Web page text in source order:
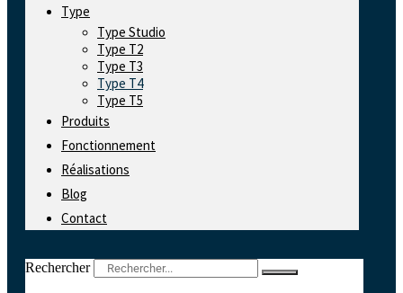
Type
Type Studio
Type T2
Type T3
Type T4
Type T5
Produits
Fonctionnement
Réalisations
Blog
Contact
Rechercher